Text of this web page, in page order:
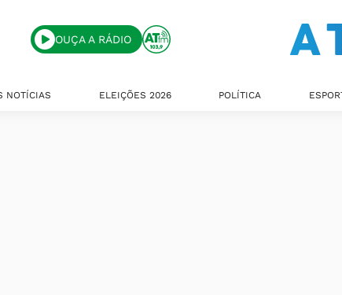
OUÇA A RÁDIO
NOTÍCIAS ELEIÇÕES 2026 POLÍTICA